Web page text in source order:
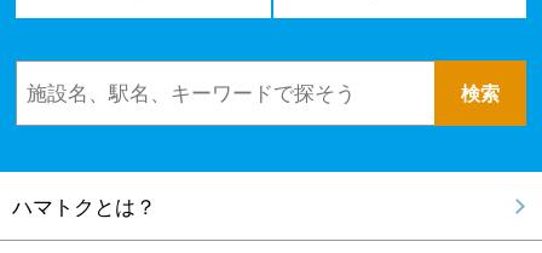
ハマトクとは？